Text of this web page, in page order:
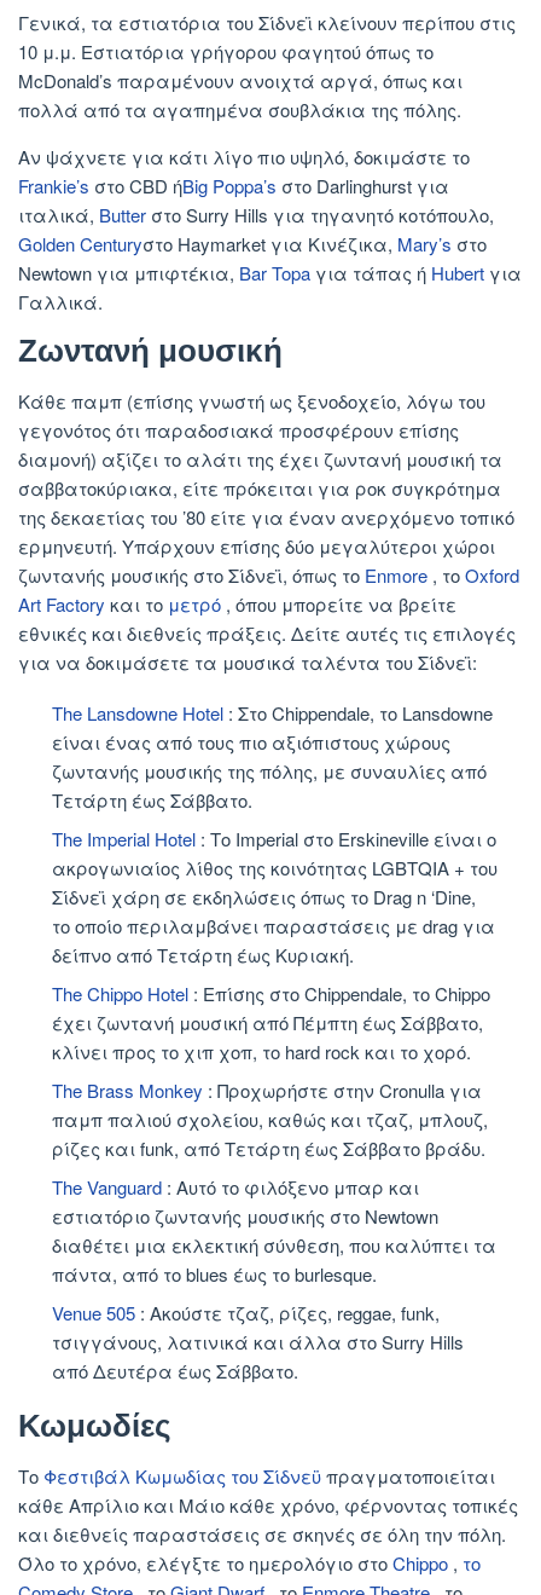
Γενικά, τα εστιατόρια του Σίδνεϊ κλείνουν περίπου στις
10 μ.μ. Εστιατόρια γρήγορου φαγητού όπως το
McDonald’s παραμένουν ανοιχτά αργά, όπως και
πολλά από τα αγαπημένα σουβλάκια της πόλης.
Αν ψάχνετε για κάτι λίγο πιο υψηλό, δοκιμάστε το
Frankie’s στο CBD ήBig Poppa’s στο Darlinghurst για
ιταλικά, Butter στο Surry Hills για τηγανητό κοτόπουλο,
Golden Centuryστο Haymarket για Κινέζικα, Mary’s στο
Newtown για μπιφτέκια, Bar Topa για τάπας ή Hubert για
Γαλλικά.
Ζωντανή μουσική
Κάθε παμπ (επίσης γνωστή ως ξενοδοχείο, λόγω του
γεγονότος ότι παραδοσιακά προσφέρουν επίσης
διαμονή) αξίζει το αλάτι της έχει ζωντανή μουσική τα
σαββατοκύριακα, είτε πρόκειται για ροκ συγκρότημα
της δεκαετίας του ’80 είτε για έναν ανερχόμενο τοπικό
ερμηνευτή. Υπάρχουν επίσης δύο μεγαλύτεροι χώροι
ζωντανής μουσικής στο Σίδνεϊ, όπως το Enmore , τοOxford
Art Factory και το μετρό , όπου μπορείτε να βρείτε
εθνικές και διεθνείς πράξεις. Δείτε αυτές τις επιλογές
για να δοκιμάσετε τα μουσικά ταλέντα του Σίδνεϊ:
The Lansdowne Hotel : Στο Chippendale, το Lansdowne
είναι ένας από τους πιο αξιόπιστους χώρους
ζωντανής μουσικής της πόλης, με συναυλίες από
Τετάρτη έως Σάββατο.
The Imperial Hotel : Το Imperial στο Erskineville είναι ο
ακρογωνιαίος λίθος της κοινότητας LGBTQIA + του
Σίδνεϊ χάρη σε εκδηλώσεις όπως το Drag n ‘Dine,
το οποίο περιλαμβάνει παραστάσεις με drag για
δείπνο από Τετάρτη έως Κυριακή.
The Chippo Hotel : Επίσης στο Chippendale, το Chippo
έχει ζωντανή μουσική από Πέμπτη έως Σάββατο,
κλίνει προς το χιπ χοπ, το hard rock και το χορό.
The Brass Monkey : Προχωρήστε στην Cronulla για
παμπ παλιού σχολείου, καθώς και τζαζ, μπλουζ,
ρίζες και funk, από Τετάρτη έως Σάββατο βράδυ.
The Vanguard : Αυτό το φιλόξενο μπαρ και
εστιατόριο ζωντανής μουσικής στο Newtown
διαθέτει μια εκλεκτική σύνθεση, που καλύπτει τα
πάντα, από το blues έως το burlesque.
Venue 505 : Ακούστε τζαζ, ρίζες, reggae, funk,
τσιγγάνους, λατινικά και άλλα στο Surry Hills
από Δευτέρα έως Σάββατο.
Κωμωδίες
Το Φεστιβάλ Κωμωδίας του Σίδνεϋπραγματοποιείται
κάθε Απρίλιο και Μάιο κάθε χρόνο, φέρνοντας τοπικές
και διεθνείς παραστάσεις σε σκηνές σε όλη την πόλη.
Όλο το χρόνο, ελέγξτε το ημερολόγιο στοChippo , το